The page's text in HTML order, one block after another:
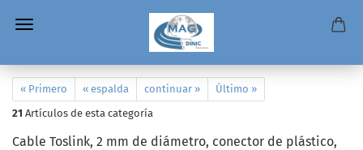
« Primero « espalda continuar »
Último »
21 Artículos de esta categoría
Cable Toslink, 2 mm de diámetro, conector de plástico,